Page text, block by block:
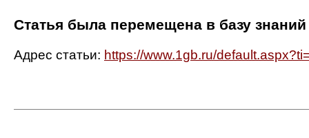
Статья была перемещена в базу знаний
Адрес статьи: https://www.1gb.ru/